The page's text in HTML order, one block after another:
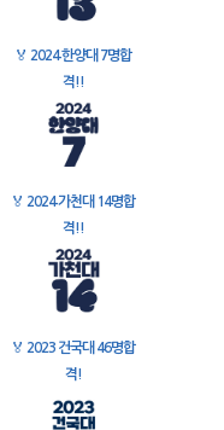
🏅 2024 한양대 7명합
격!!
🏅 2024 가천대 14명합
격!!
🏅 2023 건국대 46명합
격!